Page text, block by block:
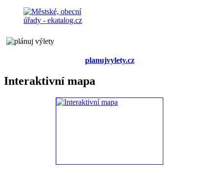
planujvylety.cz
Interaktivní mapa